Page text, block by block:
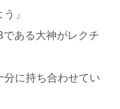
」
ある大神がレクチ
分に持ち合わせてい